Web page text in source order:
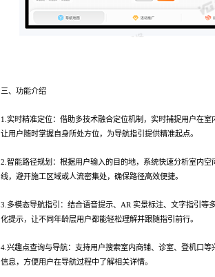
三、功能介绍
1.实时精准定位：借助多技术融合定位机制，实时捕捉用户在
让用户随时掌握自身所处方位，为导航指引提供精准起点。
2.智能路径规划：根据用户输入的目的地，系统快速分析室内
线，避开施工区域或人流密集处，确保路径高效便捷。
3.多模态导航指引：结合语音提示、AR 实景标注、文字指引
化提示，让不同年龄层用户都能轻松理解并跟随指引前行。
4.兴趣点查询与导航：支持用户搜索室内商铺、诊室、登机口
信息，方便用户在导航过程中了解相关详情。